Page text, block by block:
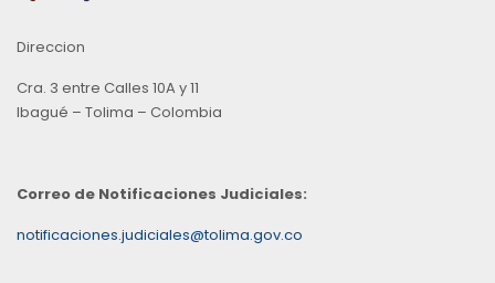
Direccion
Cra. 3 entre Calles 10A y 11
Ibagué – Tolima – Colombia
Correo de Notificaciones Judiciales:
notificaciones.judiciales@tolima.gov.co